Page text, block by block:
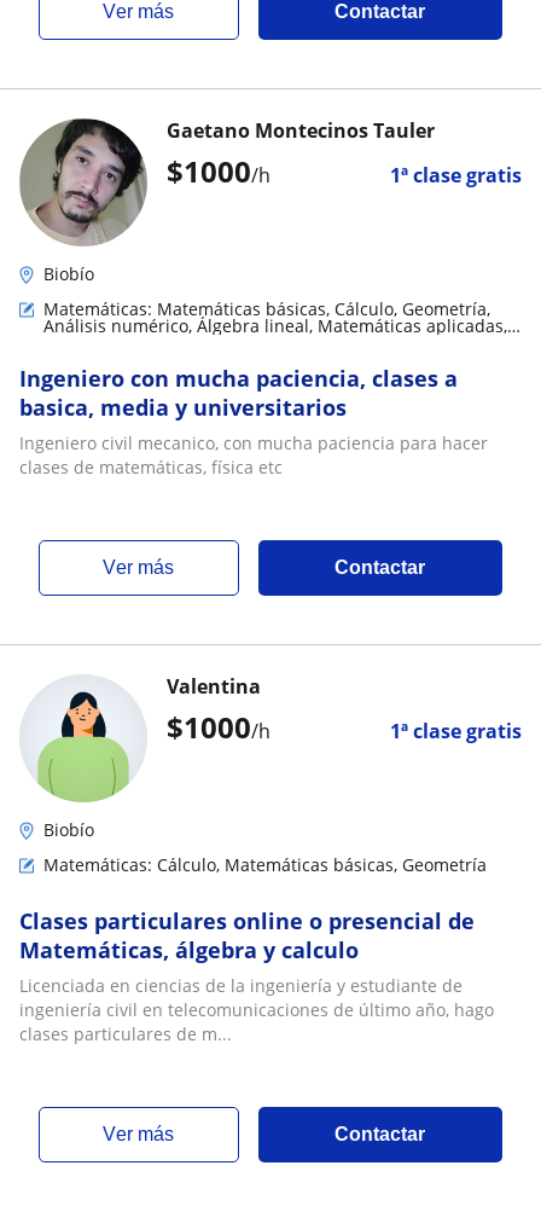
ver más Contactar
$1000/h 1ª clase gratis
Gaetano Montecinos Tauler
Biobío
Matemáticas: Matemáticas básicas, Cálculo, Geometría,
Análisis numérico, Álgebra lineal, Matemáticas aplicadas,
Ingeniero con mucha paciencia, clases a
basica, media y universitarios
Ingeniero civil mecanico, con mucha paciencia para hacer
clases de matemáticas, física etc
ver más Contactar
$1000/h 1ª clase gratis
Valentina
Biobío
Matemáticas: Cálculo, Matemáticas básicas, Geometría
Clases particulares online o presencial de
Matemáticas, álgebra y calculo
Licenciada en ciencias de la ingeniería y estudiante de
ingeniería civil en telecomunicaciones de último año, hago
clases particulares de m...
ver más Contactar